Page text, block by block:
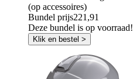
(op accessoires)
Bundel prijs221,91
Deze bundel is op voorraad!
Klik en bestel >